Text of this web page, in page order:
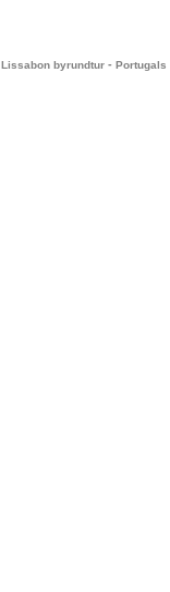
Lissabon byrundtur - Portugals